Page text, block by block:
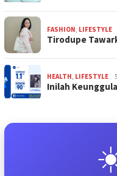
FASHION, LIFESTYLE
Tirodupe
HEALTH, LIFESTYLE
Inilah